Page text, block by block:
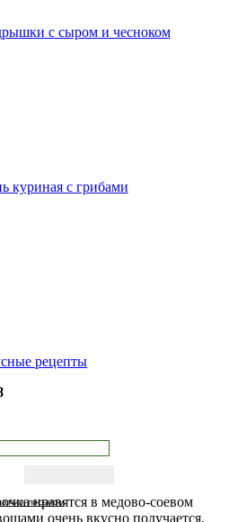
с сыром и чесноком
куриная с грибами
письмом
рецепты
нравятся в медово-соевом
очень вкусно получается.